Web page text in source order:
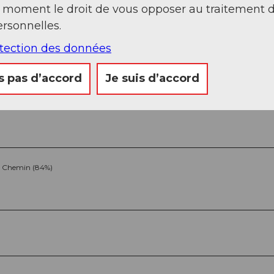
Chemin (84%)
le droit de vous opposer au traitement
des données
pas d’accord Je suis d’accord